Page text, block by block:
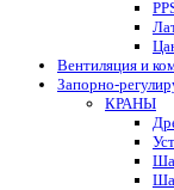
Вентиляция и
Запорно-
КРАНЫ